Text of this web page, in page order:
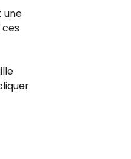
une